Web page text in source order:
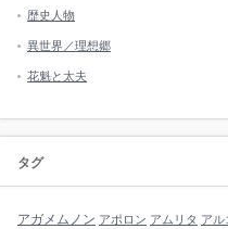
歴史人物
異世界／理想郷
花魁と太夫
タグ
アガメムノン アポロン アムリタ アル